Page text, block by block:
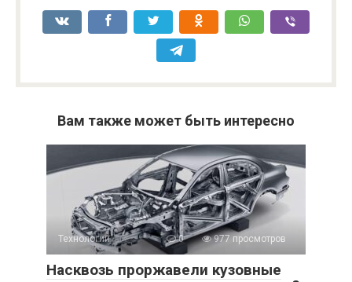
Вам также может быть интересно
Технологии 0 977 просмотров
Насквозь проржавели кузовные